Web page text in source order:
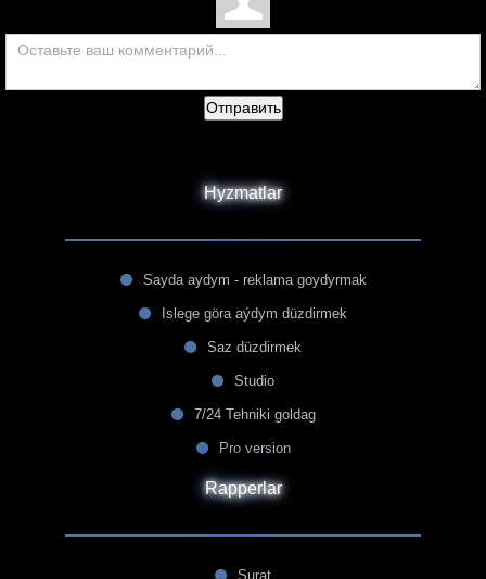
Отправить
Hyzmatlar
Sayda aydym - reklama goydyrmak
Islege göra aýdym düzdirmek
Saz düzdirmek
Studio
7/24 Tehniki goldag
Pro version
Rapperlar
Surat